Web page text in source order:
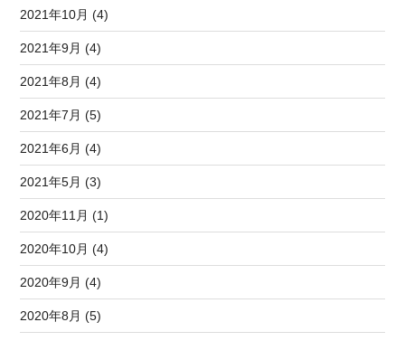
2021年10月 (4)
2021年9月 (4)
2021年8月 (4)
2021年7月 (5)
2021年6月 (4)
2021年5月 (3)
2020年11月 (1)
2020年10月 (4)
2020年9月 (4)
2020年8月 (5)